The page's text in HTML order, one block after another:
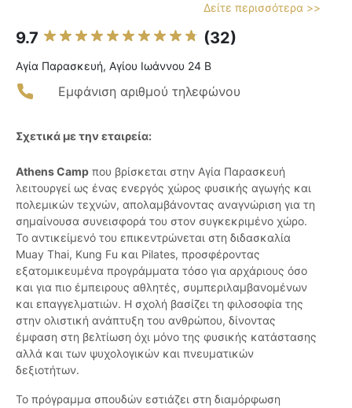
Δείτε περισσότερα >>
9.7 (32)
Αγία Παρασκευή, Αγίου Ιωάννου 24 Β
Εμφάνιση αριθμού τηλεφώνου
Σχετικά με την εταιρεία:
Athens Camp που βρίσκεται στην Αγία Παρασκευή
λειτουργεί ως ένας ενεργός χώρος φυσικής αγωγής και
πολεμικών τεχνών, απολαμβάνοντας αναγνώριση για τη
σημαίνουσα συνεισφορά του στον συγκεκριμένο χώρο.
Το αντικείμενό του επικεντρώνεται στη διδασκαλία
Muay Thai, Kung Fu και Pilates, προσφέροντας
εξατομικευμένα προγράμματα τόσο για αρχάριους όσο
και για πιο έμπειρους αθλητές, συμπεριλαμβανομένων
και επαγγελματιών. Η σχολή βασίζει τη φιλοσοφία της
στην ολιστική ανάπτυξη του ανθρώπου, δίνοντας
έμφαση στη βελτίωση όχι μόνο της φυσικής κατάστασης
αλλά και των ψυχολογικών και πνευματικών
δεξιοτήτων.
Το πρόγραμμα σπουδών εστιάζει στη διαμόρφωση